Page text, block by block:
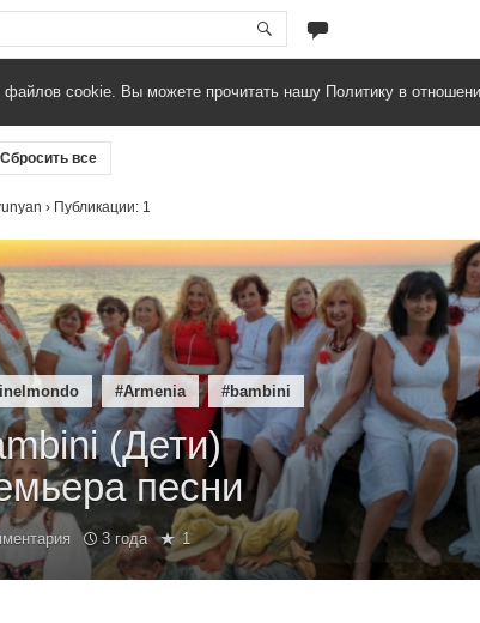
cookie. Вы можете прочитать нашу Политику в
Сбросить все
› Публикации: 1
#Armenia #bambini
(Дети)
песни
3 года 1